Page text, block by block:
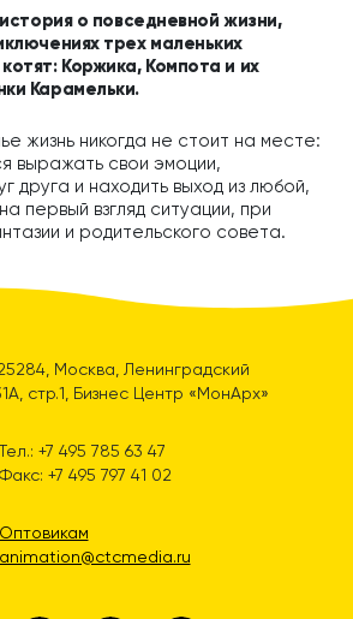
о повседневной жизни,
трех маленьких
Коржика, Компота и их
Карамельки.
жизнь никогда не стоит на месте:
выражать свои эмоции,
друга и находить выход из любой,
первый взгляд ситуации, при
и родительского совета.
Москва, Ленинградский
стр.1, Бизнес Центр «МонАрх»
Тел.: +7 495 785 63 47
Факс: +7 495 797 41 02
Оптовикам
animation@ctcmedia.ru